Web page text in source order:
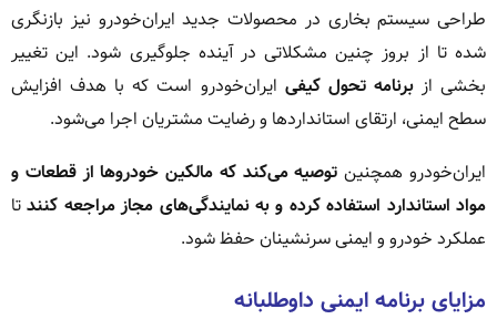
طراحی سیستم بخاری در محصولات جدید ایران‌خودرو نیز بازنگری
شده تا از بروز چنین مشکلاتی در آینده جلوگیری شود. این تغییر
بخشی ازبرنامه تحول کیفی ایران‌خودرو است که با هدف افزایش
سطح ایمنی، ارتقای استانداردها و رضایت مشتریان اجرا می‌شود.
ایران‌خودرو همچنین توصیه می‌کند که مالکین خودروها از قطعات و
مواد استاندارد استفاده کرده و به نمایندگی‌های مجاز مراجعه کنندتا
عملکرد خودرو و ایمنی سرنشینان حفظ شود.
مزایای برنامه ایمنی داوطلبانه